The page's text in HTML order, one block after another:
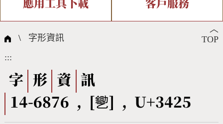
中文碼介紹 專有名詞介紹
國際字碼相關組織
複合查詢 注音查詢
筆畫查詢
筆順序查詢
CNS查詢 Unicode查詢
新字申請處理流程
字形即時顯示 造字解決方案
全字庫授權 轉碼Web Service
應用工具下載
個人電腦造字處理工具
字形下載
客戶服務
問題集
熱門查詢統計
︿
TOP
\ 字形資訊
:::
字 形 資
訊
14-6876 , [㐥] , U+3425